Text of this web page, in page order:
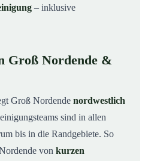
– inklusive
Groß Nordende &
Groß Nordende nordwestlich
sind in allen
bis in die Randgebiete. So
von kurzen